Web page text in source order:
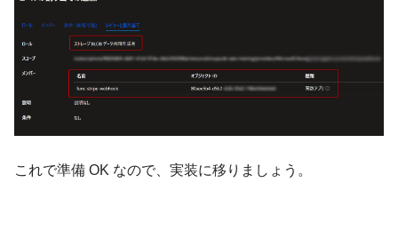
これで準備 OK なので、実装に移りましょう。